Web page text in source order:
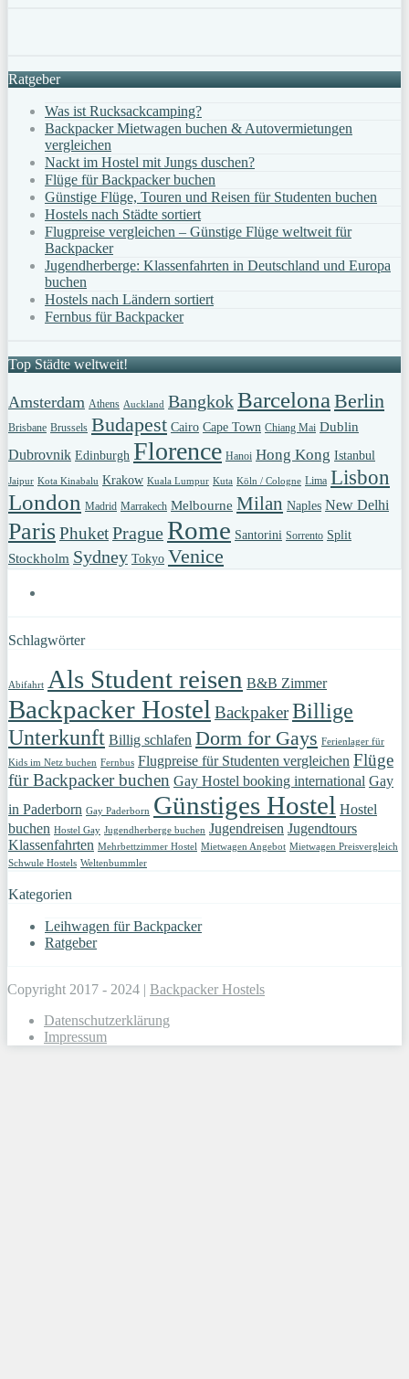
Ratgeber
Was ist Rucksackcamping?
Backpacker Mietwagen buchen & Autovermietungen
vergleichen
Nackt im Hostel mit Jungs duschen?
Flüge für Backpacker buchen
Günstige Flüge, Touren und Reisen für Studenten buchen
Hostels nach Städte sortiert
Flugpreise vergleichen – Günstige Flüge weltweit für
Backpacker
Jugendherberge: Klassenfahrten in Deutschland und Europa
buchen
Hostels nach Ländern sortiert
Fernbus für Backpacker
Top Städte weltweit!
Amsterdam Athens Auckland BangkokBarcelona Berlin
Brisbane Brussels Budapest Cairo Cape Town Chiang Mai Dublin
Dubrovnik Edinburgh Florence Hanoi Hong Kong Istanbul
Jaipur Kota Kinabalu Krakow Kuala Lumpur Kuta Köln / Cologne Lima Lisbon
London Madrid Marrakech Melbourne Milan Naples New Delhi
ParisPhuketPragueRome Santorini Sorrento Split
Stockholm Sydney Tokyo Venice
Schlagwörter
Abifahrt Als Student reisen B&B Zimmer
Backpacker Hostel BackpakerBillige
Unterkunft Billig schlafen Dorm for Gays Ferienlager für
Kids im Netz buchen Fernbus Flugpreise für Studenten vergleichen Flüge
für Backpacker buchen Gay Hostel booking international Gay
in Paderborn Gay Paderborn Günstiges Hostel Hostel
buchen Hostel Gay Jugendherberge buchen Jugendreisen Jugendtours
Klassenfahrten Mehrbettzimmer Hostel Mietwagen Angebot Mietwagen Preisvergleich
Schwule Hostels Weltenbummler
Kategorien
Leihwagen für Backpacker
Ratgeber
Copyright 2017 - 2024 | Backpacker Hostels
Datenschutzerklärung
Impressum